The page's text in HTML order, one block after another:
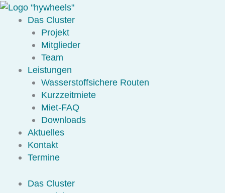
Zum
Inhalt
springen
Das Cluster
Projekt
Mitglieder
Team
Leistungen
Wasserstoffsichere Routen
Kurzzeitmiete
Miet-FAQ
Downloads
Aktuelles
Kontakt
Termine
Das Cluster